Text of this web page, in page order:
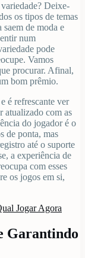
Deixe-
os tipos de temas
saem de moda e
num
pode
Vamos
procurar. Afinal,
bom prêmio.
é refrescante ver
atualizado com as
do jogador é o
de ponta, mas
até o suporte
a experiência de
com esses
os jogos em si,
Jogar Agora
Garantindo